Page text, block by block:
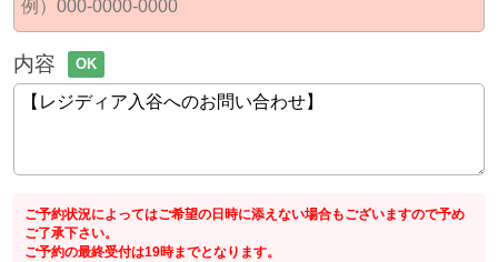
内容 OK
ご予約状況によってはご希望の日時に添えない場合もございますので予め
ご了承下さい。
ご予約の最終受付は19時までとなります。